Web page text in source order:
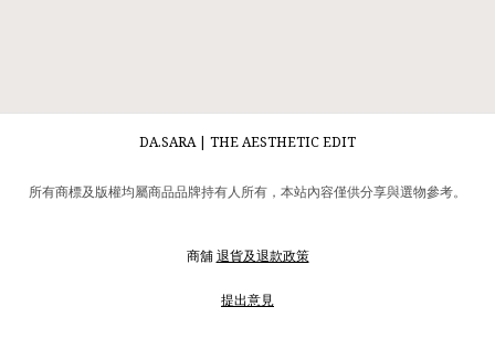
DA.SARA | THE AESTHETIC EDIT
所有商標及版權均屬商品品牌持有人所有，本站內容僅供分享與選物參考。
商舖退貨及退款政策
提出意見